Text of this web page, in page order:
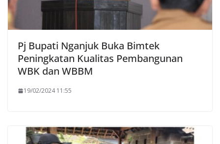
Pj Bupati Nganjuk Buka Bimtek
Peningkatan Kualitas Pembangunan
WBK dan WBBM
19/02/2024 11:55